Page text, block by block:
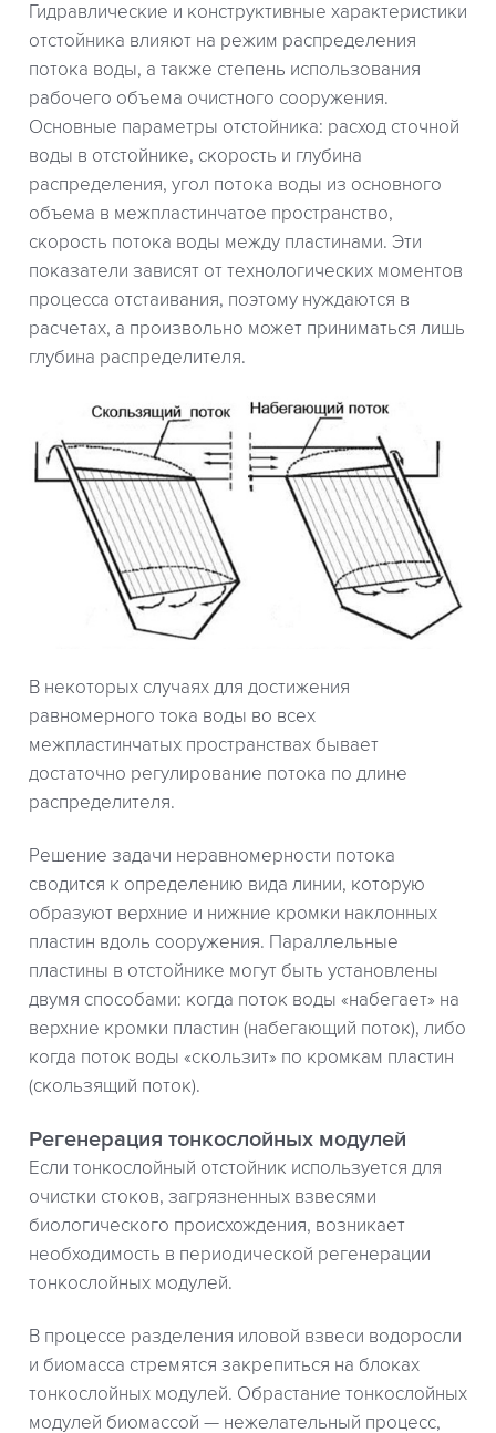
Гидравлические и конструктивные характеристики
отстойника влияют на режим распределения
потока воды, а также степень использования
рабочего объема очистного сооружения.
Основные параметры отстойника: расход сточной
воды в отстойнике, скорость и глубина
распределения, угол потока воды из основного
объема в межпластинчатое пространство,
скорость потока воды между пластинами. Эти
показатели зависят от технологических моментов
процесса отстаивания, поэтому нуждаются в
расчетах, а произвольно может приниматься лишь
глубина распределителя.
В некоторых случаях для достижения
равномерного тока воды во всех
межпластинчатых пространствах бывает
достаточно регулирование потока по длине
распределителя.
Решение задачи неравномерности потока
сводится к определению вида линии, которую
образуют верхние и нижние кромки наклонных
пластин вдоль сооружения. Параллельные
пластины в отстойнике могут быть установлены
двумя способами: когда поток воды «набегает» на
верхние кромки пластин (набегающий поток), либо
когда поток воды «скользит» по кромкам пластин
(скользящий поток).
Регенерация тонкослойных модулей
Если тонкослойный отстойник используется для
очистки стоков, загрязненных взвесями
биологического происхождения, возникает
необходимость в периодической регенерации
тонкослойных модулей.
В процессе разделения иловой взвеси водоросли
и биомасса стремятся закрепиться на блоках
тонкослойных модулей. Обрастание тонкослойных
модулей биомассой — нежелательный процесс,